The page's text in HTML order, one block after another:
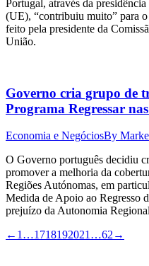
Portugal, através da
(UE), “contribuiu muito” para
feito pela presidente da
União.
Governo cria grupo de
Programa Regressar
Economia e NegóciosBy
O Governo português decidiu
promover a melhoria da
Regiões Autónomas, em
Medida de Apoio ao Regresso
prejuízo da Autonomia
← 1 …1718192021 …62 →